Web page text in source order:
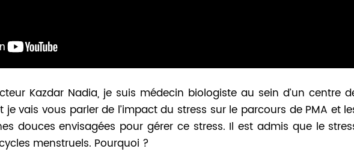
Kazdar Nadia, je suis médecin biologiste au sein d’un centre
vais vous parler de l’impact du stress sur le parcours de PMA et
douces envisagées pour gérer ce stress. Il est admis que le
menstruels. Pourquoi ?